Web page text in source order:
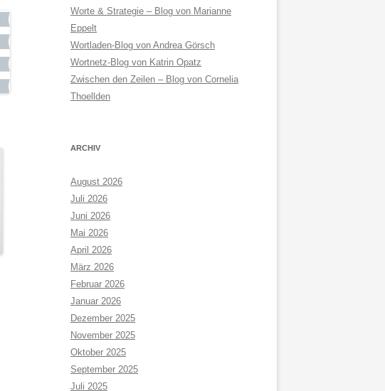
Worte & Strategie – Blog von Marianne
Eppelt
Wortladen-Blog von Andrea Görsch
Wortnetz-Blog von Katrin Opatz
Zwischen den Zeilen – Blog von Cornelia
Thoellden
ARCHIV
August 2026
Juli 2026
Juni 2026
Mai 2026
April 2026
März 2026
Februar 2026
Januar 2026
Dezember 2025
November 2025
Oktober 2025
September 2025
Juli 2025